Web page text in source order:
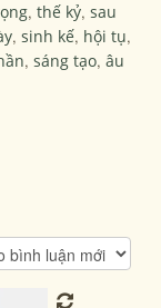
,thế kỷ,sau
,sinh kế, hội tụ,
,sáng tạo,âu